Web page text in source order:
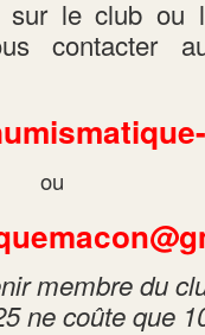
sur le club ou
contacter
ou
membre du
ne coûte que